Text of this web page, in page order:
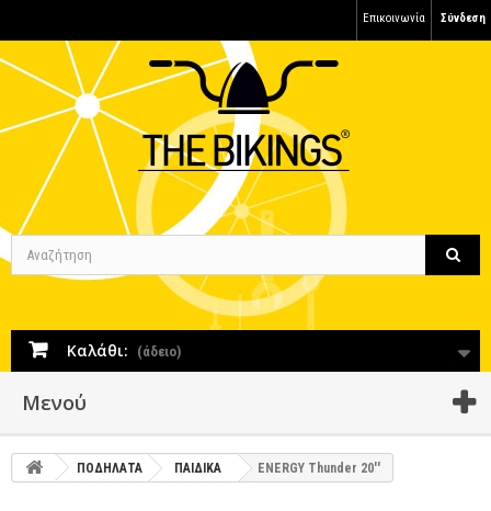
Σύνδεση
Επικοινωνία
Καλάθι: (άδειο)
Μενού
ΠΟΔΗΛΑΤΑ ΠΑΙΔΙΚΑ ENERGY Thunder 20''